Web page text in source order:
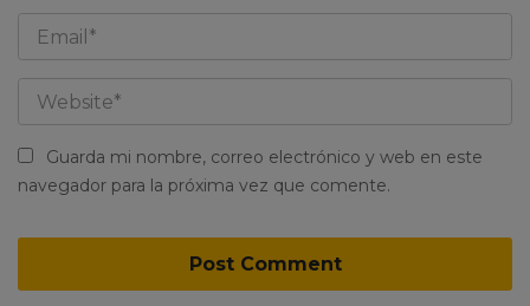
Guarda mi nombre, correo electrónico y web en este
navegador para la próxima vez que comente.